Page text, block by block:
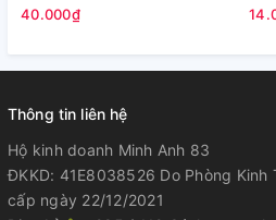
40.000₫
Thông tin liên hệ
Hộ kinh doanh Minh Anh 83
ĐKKD: 41E8038526 Do Phòng Kinh
cấp ngày 22/12/2021